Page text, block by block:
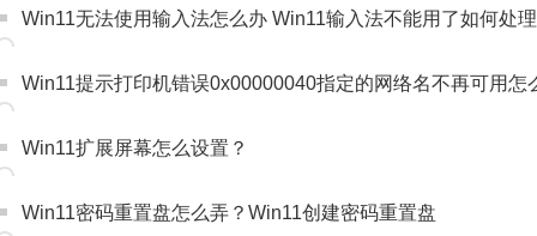
Win11无法使用输入法怎么办 Win11输入法不能用了如何处理
Win11提示打印机错误0x00000040指定的网络名不再可用怎
Win11扩展屏幕怎么设置？
Win11密码重置盘怎么弄？Win11创建密码重置盘